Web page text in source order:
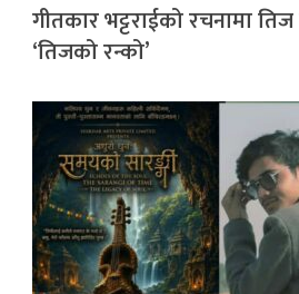
गीतकार भट्टराईको रचनामा
‘तिजको रन्को’